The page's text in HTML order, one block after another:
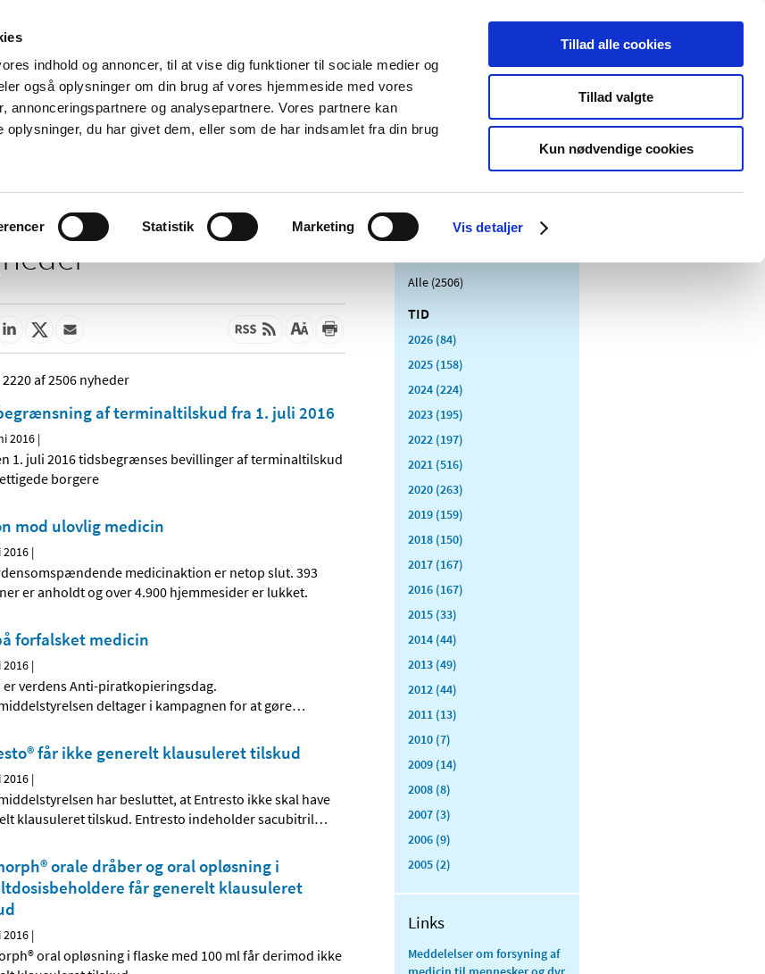
indhold og annoncer, til at vise dig funktioner til sociale medier og
også oplysninger om din brug af vores hjemmeside med vores
annonceringspartnere og analysepartnere. Vores partnere kan
oplysninger, du har givet dem, eller som de har indsamlet fra din brug
Statistik Marketing Vis detaljer
Tillad alle cookies
Tillad valgte
Kun nødvendige cookies
Nyheder Om os Kontakt Udgivelser
Tilskud og
Apoteker og salg af
Medicinsk
Særlige
produktområder
2220 af 2506 nyheder
af terminaltilskud fra 1. juli 2016
2016 |
1. juli 2016 tidsbegrænses bevillinger af terminaltilskud
borgere
mod ulovlig medicin
2016 |
medicinaktion er netop slut. 393
er anholdt og over 4.900 hjemmesider er lukket.
forfalsket medicin
2016 |
er verdens Anti-piratkopieringsdag.
deltager i kampagnen for at gøre…
får ikke generelt klausuleret tilskud
2016 |
har besluttet, at Entresto ikke skal have
klausuleret tilskud. Entresto indeholder sacubitril…
orale dråber og oral opløsning i
får generelt klausuleret
2016 |
oral opløsning i flaske med 100 ml får derimod ikke
Alle (2506)
TID
2026 (84)
2025 (158)
2024 (224)
2023 (195)
2022 (197)
2021 (516)
2020 (263)
2019 (159)
2018 (150)
2017 (167)
2016 (167)
2015 (33)
2014 (44)
2013 (49)
2012 (44)
2011 (13)
2010 (7)
2009 (14)
2008 (8)
2007 (3)
2006 (9)
2005 (2)
Links
Meddelelser om forsyning af